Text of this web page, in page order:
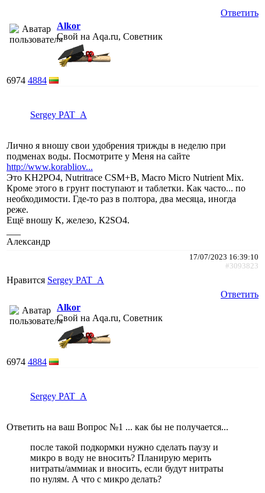
Ответить
Alkor
Свой на Aqa.ru, Советник
6974 4884
Sergey PAT_A
Лично я вношу свои удобрения трижды в неделю при
подменах воды. Посмотрите у Меня на сайте
http://www.korabliov...
Это KH2PO4, Nutritrace CSM+B, Macro Micro Nutrient Mix.
Кроме этого в грунт поступают и таблетки. Как часто... по
необходимости. Где-то раз в полтора, два месяца, иногда
реже.
Ещё вношу К, железо, К2SO4.
Александр
17/07/2023 16:39:10
#3093823
Нравится Sergey PAT_A
Ответить
Alkor
Свой на Aqa.ru, Советник
6974 4884
Sergey PAT_A
Ответить на ваш Вопрос №1 ... как бы не получается...
после такой подкормки нужно сделать паузу и
микро в воду не вносить? Планирую мерить
нитраты/аммиак и вносить, если будут нитраты
по нулям. А что с микро делать?